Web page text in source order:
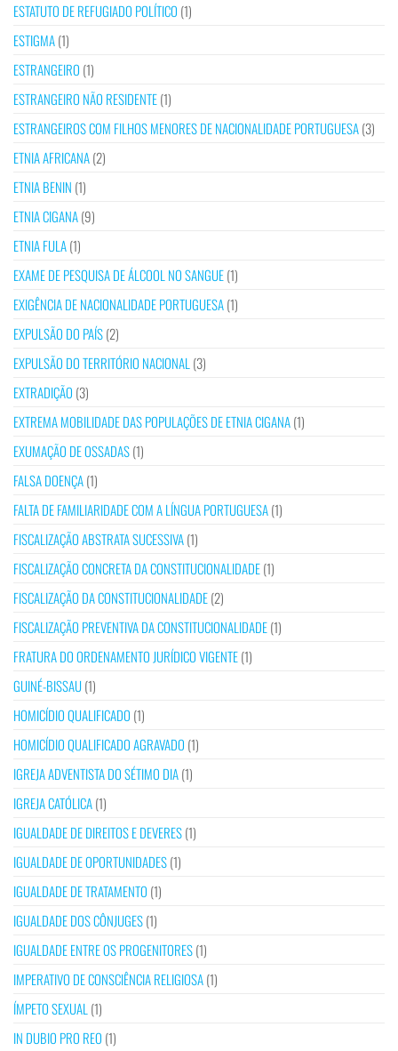
ESTATUTO DE REFUGIADO POLÍTICO (1)
ESTIGMA(1)
ESTRANGEIRO (1)
ESTRANGEIRO NÃO RESIDENTE(1)
ESTRANGEIROS COM FILHOS MENORES DE NACIONALIDADE PORTUGUESA(3)
ETNIA AFRICANA(2)
ETNIA BENIN (1)
ETNIA CIGANA(9)
ETNIA FULA(1)
EXAME DE PESQUISA DE ÁLCOOL NO SANGUE(1)
EXIGÊNCIA DE NACIONALIDADE PORTUGUESA(1)
EXPULSÃO DO PAÍS(2)
EXPULSÃO DO TERRITÓRIO NACIONAL (3)
EXTRADIÇÃO (3)
EXTREMA MOBILIDADE DAS POPULAÇÕES DE ETNIA CIGANA(1)
EXUMAÇÃO DE OSSADAS(1)
FALSA DOENÇA(1)
FALTA DE FAMILIARIDADE COM A LÍNGUA PORTUGUESA(1)
FISCALIZAÇÃO ABSTRATA SUCESSIVA(1)
FISCALIZAÇÃO CONCRETA DA CONSTITUCIONALIDADE(1)
FISCALIZAÇÃO DA CONSTITUCIONALIDADE(2)
FISCALIZAÇÃO PREVENTIVA DA CONSTITUCIONALIDADE(1)
FRATURA DO ORDENAMENTO JURÍDICO VIGENTE(1)
GUINÉ-BISSAU(1)
HOMICÍDIO QUALIFICADO (1)
HOMICÍDIO QUALIFICADO AGRAVADO (1)
IGREJA ADVENTISTA DO SÉTIMO DIA(1)
IGREJA CATÓLICA(1)
IGUALDADE DE DIREITOS E DEVERES(1)
IGUALDADE DE OPORTUNIDADES(1)
IGUALDADE DE TRATAMENTO (1)
IGUALDADE DOS CÔNJUGES(1)
IGUALDADE ENTRE OS PROGENITORES(1)
IMPERATIVO DE CONSCIÊNCIA RELIGIOSA(1)
ÍMPETO SEXUAL (1)
IN DUBIO PRO REO (1)